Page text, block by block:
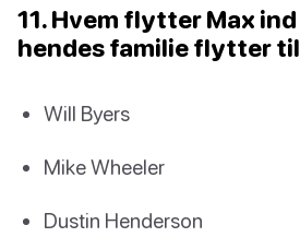
11. Hvem flytter Max
hendes familie flytter
Will Byers
Mike Wheeler
Dustin Henderson